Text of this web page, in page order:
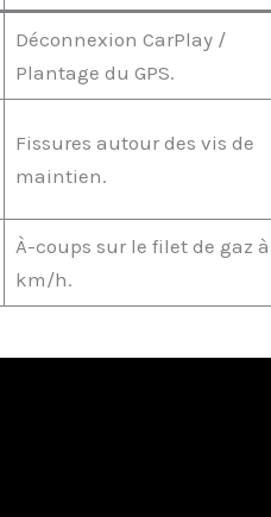
Déconnexion CarPlay /
Plantage du GPS.
Fissures autour des vis de
maintien.
À-coups sur le filet de gaz à
km/h.